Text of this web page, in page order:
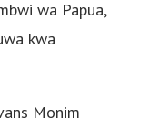
wa Papua,
kwa
Monim